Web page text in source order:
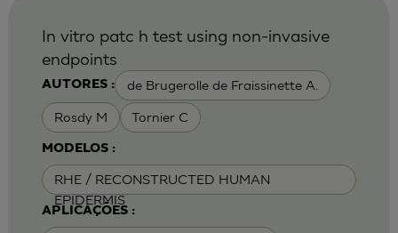
AUTORES : de Brugerolle de Fraissinette A.
Rosdy M Tornier C
MODELOS :
RHE / RECONSTRUCTED HUMAN
EPIDERMIS
APLICAÇÕES :
In vitro patc h test using non-invasive
endpoints